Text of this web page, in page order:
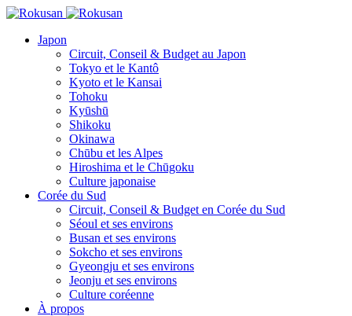
Japon
Circuit, Conseil & Budget au Japon
Tokyo et le Kantô
Kyoto et le Kansai
Tohoku
Kyūshū
Shikoku
Okinawa
Chūbu et les Alpes
Hiroshima et le Chūgoku
Culture japonaise
Corée du Sud
Circuit, Conseil & Budget en Corée du Sud
Séoul et ses environs
Busan et ses environs
Sokcho et ses environs
Gyeongju et ses environs
Jeonju et ses environs
Culture coréenne
À propos